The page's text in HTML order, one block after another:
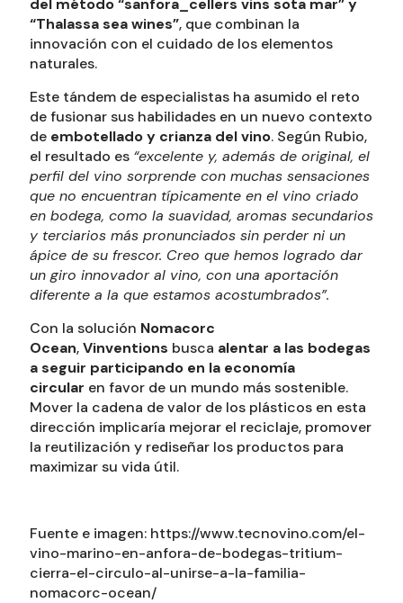
del método “sanfora_cellers vins sota mar” y
“Thalassa sea wines”, que combinan la
innovación con el cuidado de los elementos
naturales.
Este tándem de especialistas ha asumido el reto
de fusionar sus habilidades en un nuevo contexto
de embotellado y crianza del vino. Según Rubio,
el resultado es “excelente y, además de original, el
perfil del vino sorprende con muchas sensaciones
que no encuentran típicamente en el vino criado
en bodega, como la suavidad, aromas secundarios
y terciarios más pronunciados sin perder ni un
ápice de su frescor. Creo que hemos logrado dar
un giro innovador al vino, con una aportación
diferente a la que estamos acostumbrados”.
Con la solución Nomacorc
Ocean,Vinventions busca alentar a las bodegas
a seguir participando en la economía
circular en favor de un mundo más sostenible.
Mover la cadena de valor de los plásticos en esta
dirección implicaría mejorar el reciclaje, promover
la reutilización y rediseñar los productos para
maximizar su vida útil.
Fuente e imagen: https://www.tecnovino.com/el-
vino-marino-en-anfora-de-bodegas-tritium-
cierra-el-circulo-al-unirse-a-la-familia-
nomacorc-ocean/